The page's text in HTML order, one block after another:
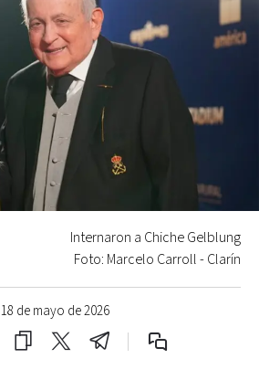
18 de mayo de 2026
Internaron a Chiche Gelblung
Foto: Marcelo Carroll - Clarín